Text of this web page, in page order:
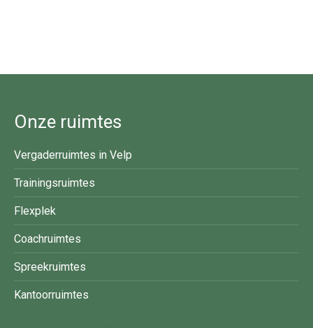
Onze ruimtes
Vergaderruimtes in Velp
Trainingsruimtes
Flexplek
Coachruimtes
Spreekruimtes
Kantoorruimtes